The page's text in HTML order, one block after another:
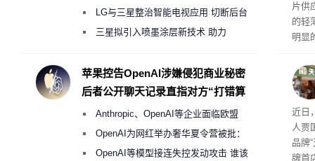
片供
的轻
明显
肉
近日
人贾
品牌
牌首
月销售额不达标门店 将被逐步清退
LG与三星整治智能电视应用 切断后台
偷偷共享带宽的违规行为
三星拟引入喷墨涂层新技术 助力
度
苹果控告OpenAI涉嫌侵犯商业秘密
后者公开聊天记录直指对方“打错算
Anthropic、OpenAI等企业面临欧盟
《人工智能法案》全新执法权限审查
OpenAI为网红举办奢华夏令营被批：
2000美元一晚 遭讽“反乌托邦”
OpenAI等模型接连失控发动攻击 谁该